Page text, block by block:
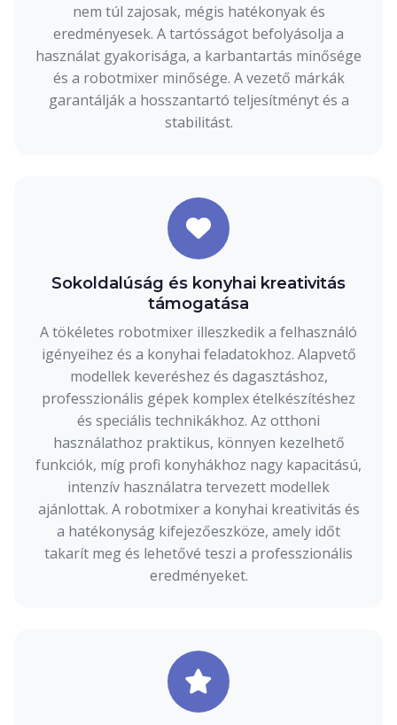
nem túl zajosak, mégis hatékonyak és
eredményesek. A tartósságot befolyásolja a
használat gyakorisága, a karbantartás minősége
és a robotmixer minősége. A vezető márkák
garantálják a hosszantartó teljesítményt és a
stabilitást.
Sokoldalúság és konyhai kreativitás
támogatása
A tökéletes robotmixer illeszkedik a felhasználó
igényeihez és a konyhai feladatokhoz. Alapvető
modellek keveréshez és dagasztáshoz,
professzionális gépek komplex ételkészítéshez
és speciális technikákhoz. Az otthoni
használathoz praktikus, könnyen kezelhető
funkciók, míg profi konyhákhoz nagy kapacitású,
intenzív használatra tervezett modellek
ajánlottak. A robotmixer a konyhai kreativitás és
a hatékonyság kifejezőeszköze, amely időt
takarít meg és lehetővé teszi a professzionális
eredményeket.